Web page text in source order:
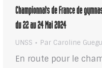
Championnats de France de
du 22 au 24 Mai 2024
UNSS Par Caroline
En route pour le